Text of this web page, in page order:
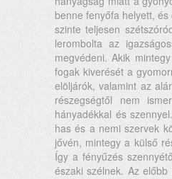
benne fenyőfa helyett,
szinte teljesen
lerombolta az
megvédeni. Akik
fogak kiverését a
elöljárók, valamint az
részegségtől nem
hányadékkal és
has és a nemi szervek
jővén, mintegy a külső
Így a fényűzés
északi szélnek. Az